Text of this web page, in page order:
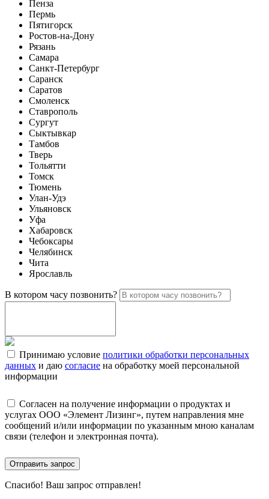
Пенза
Пермь
Пятигорск
Ростов-на-Дону
Рязань
Самара
Санкт-Петербург
Саранск
Саратов
Смоленск
Ставрополь
Сургут
Сыктывкар
Тамбов
Тверь
Тольятти
Томск
Тюмень
Улан-Удэ
Ульяновск
Уфа
Хабаровск
Чебоксары
Челябинск
Чита
Ярославль
В котором часу позвонить?
Принимаю условие политики обработки персональных
данных и даю согласие на обработку моей персональной
информации
Согласен на получение информации о продуктах и
услугах ООО «Элемент Лизинг», путем направления мне
сообщений и/или информации по указанным мною каналам
связи (телефон и электронная почта).
Отправить запрос
Спасибо! Ваш запрос отправлен!